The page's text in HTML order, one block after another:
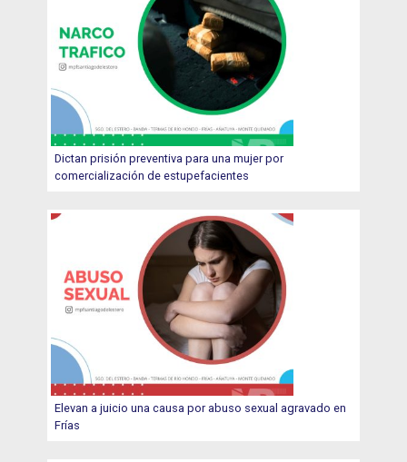
Dictan prisión preventiva para una mujer por
comercialización de estupefacientes
Elevan a juicio una causa por abuso sexual agravado en
Frías